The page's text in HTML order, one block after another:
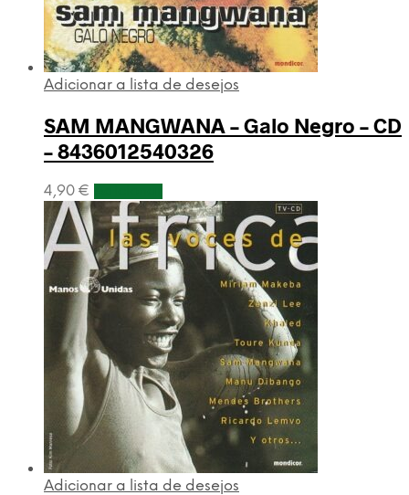
Adicionar a lista de desejos
SAM MANGWANA – Galo Negro – CD
– 8436012540326
4,90 €
Adicionar a lista de desejos